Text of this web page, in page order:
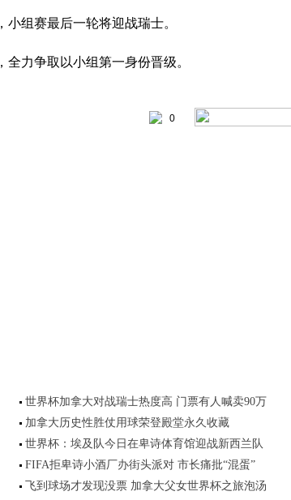
组赛最后一轮将迎战瑞士。
力争取以小组第一身份晋级。
0
世界杯加拿大对战瑞士热度高 门票有人喊卖90万
加拿大历史性胜仗用球荣登殿堂永久收藏
世界杯：埃及队今日在卑诗体育馆迎战新西兰队
FIFA拒卑诗小酒厂办街头派对 市长痛批“混蛋”
飞到球场才发现没票 加拿大父女世界杯之旅泡汤